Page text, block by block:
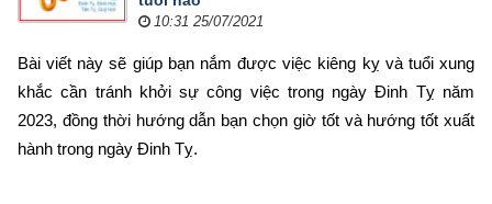
10:31 25/07/2021
Bài viết này sẽ giúp bạn nắm được việc kiêng kỵ và tuổi xung
khắc cần tránh khởi sự công việc trong ngày Đinh Tỵ năm
2023, đồng thời hướng dẫn bạn chọn giờ tốt và hướng tốt xuất
hành trong ngày Đinh Tỵ.